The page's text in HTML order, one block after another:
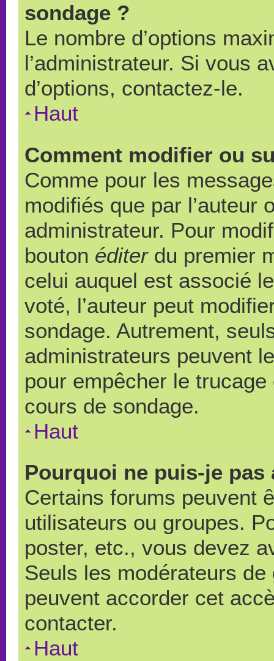
sondage ?
Le nombre d’options
l’administrateur. Si vous
d’options, contactez-le.
Haut
Comment modifier ou
Comme pour les
modifiés que par l’auteur
administrateur. Pour
bouton éditerdu premier
celui auquel est associé
voté, l’auteur peut
sondage. Autrement,
administrateurs peuvent
pour empêcher le
cours de sondage.
Haut
Pourquoi ne puis-je
Certains forums peuvent
utilisateurs ou groupes.
poster, etc., vous devez
Seuls les modérateurs
peuvent accorder cet
contacter.
Haut